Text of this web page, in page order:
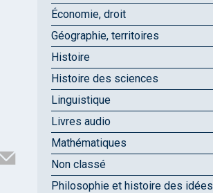
Économie, droit
Géographie, territoires
Histoire
Histoire des sciences
Linguistique
Livres audio
Mathématiques
Non classé
Philosophie et histoire des idées